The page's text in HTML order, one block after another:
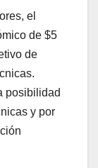
el
de $5
de
posibilidad
y por